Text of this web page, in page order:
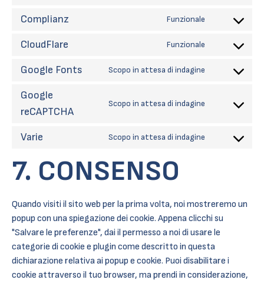
service
Complianz Funzionale
Consent
service
CloudFlare Funzionale
Consent
service
Google Fonts Scopo in attesa di indagine
Consent
google-
Google
reCAPTCHA
Scopo in attesa di indagine
Consent
google-
Varie Scopo in attesa di indagine
Consent
7. CONSENSO
Quando visiti il sito web per la prima volta, noi mostreremo un
popup con una spiegazione dei cookie. Appena clicchi su
"Salvare le preferenze", dai il permesso a noi di usare le
categorie di cookie e plugin come descritto in questa
dichiarazione relativa ai popup e cookie. Puoi disabilitare i
cookie attraverso il tuo browser, ma prendi in considerazione,